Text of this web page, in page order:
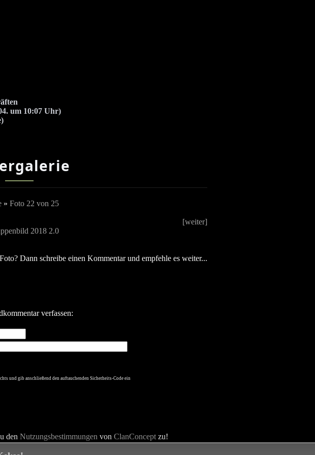
um 10:07 Uhr)
» Foto 22 von 25
[weiter]
Dann schreibe einen Kommentar und empfehle es weiter...
verfassen:
und gib anschließend den auftauchenden Sicherheits-Code ein
den Nutzungsbestimmungen von ClanConceptzu!